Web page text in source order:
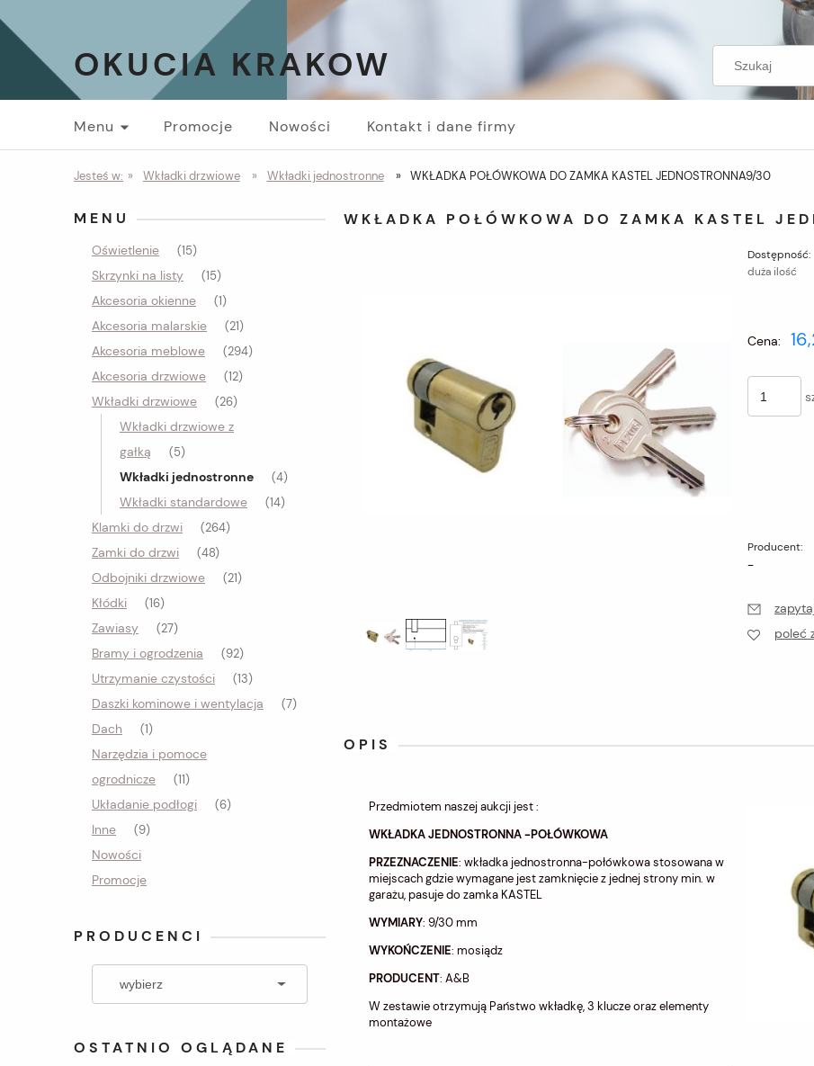
OKUCIA KRAKOW
Menu Promocje Nowości Kontakt i dane firmy
Jesteś w: » Wkładki drzwiowe » Wkładki jednostronne » WKŁADKA POŁÓWKOWA DO ZAMKA KASTEL JEDNOSTRONNA9/30
MENU
Oświetlenie (15)
Skrzynki na listy (15)
Akcesoria okienne (1)
Akcesoria malarskie (21)
Akcesoria meblowe (294)
Akcesoria drzwiowe (12)
Wkładki drzwiowe (26)
Wkładki drzwiowe z
gałką
(5)
Wkładki jednostronne (4)
Wkładki standardowe (14)
Klamki do drzwi (264)
Zamki do drzwi (48)
Odbojniki drzwiowe (21)
Kłódki (16)
Zawiasy (27)
Bramy i ogrodzenia (92)
Utrzymanie czystości (13)
Daszki kominowe i wentylacja (7)
Dach (1)
Narzędzia i pomoce
ogrodnicze
(11)
Układanie podłogi (6)
Inne (9)
Nowości
Promocje
PRODUCENCI
OSTATNIO OGLĄDANE
WKŁADKA POŁÓWKOWA DO ZAMKA KASTEL
Dostępność:
duża ilość
Cena:
Producent:
-
poleć
OPIS
Przedmiotem naszej aukcji jest :
WKŁADKA JEDNOSTRONNA -POŁÓWKOWA
PRZEZNACZENIE: wkładka jednostronna-połówkowa stosowana w
miejscach gdzie wymagane jest zamknięcie z jednej strony min. w
garażu, pasuje do zamka KASTEL
WYMIARY: 9/30 mm
WYKOŃCZENIE: mosiądz
PRODUCENT: A&B
W zestawie otrzymują Państwo wkładkę, 3 klucze oraz elementy
montażowe